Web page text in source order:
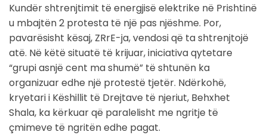
Kundër shtrenjtimit të energjisë elektrike në Prishtinë
u mbajtën 2 protesta të një pas njëshme. Por,
pavarësisht kësaj, ZRrE-ja, vendosi që ta shtrenjtojë
atë. Në këtë situatë të krijuar, iniciativa qytetare
“grupi asnjë cent ma shumë” të shtunën ka
organizuar edhe një protestë tjetër. Ndërkohë,
kryetari i Këshillit të Drejtave të njeriut, Behxhet
Shala, ka kërkuar që paralelisht me ngritje të
çmimeve të ngritën edhe pagat.